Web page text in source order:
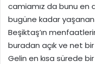
camiamız da bunu en
bugüne kadar
Beşiktaş’ın
buradan açık ve net
Gelin en kısa sürede